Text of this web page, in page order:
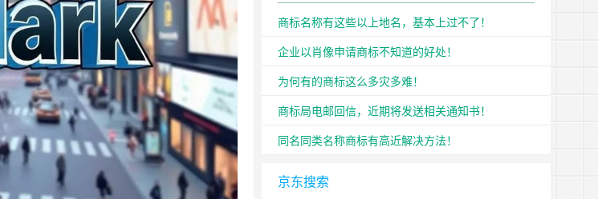
商标名称有这些以上地名，基本上过不了！
企业以肖像申请商标不知道的好处！
为何有的商标这么多灾多难！
商标局电邮回信，近期将发送相关通知书！
同名同类名称商标有高近解决方法！
京东搜索